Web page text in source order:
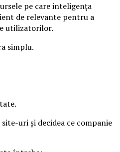
pe care inteligența
de relevante pentru a
utilizatorilor.
simplu.
uri și decidea ce companie